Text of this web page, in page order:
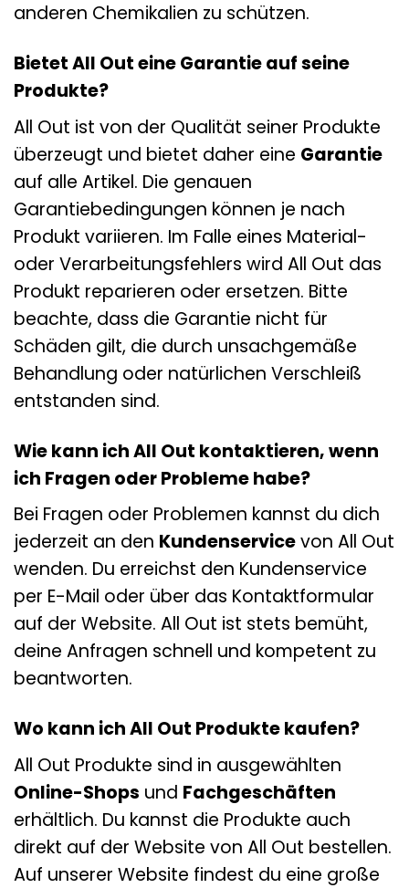
anderen Chemikalien zu schützen.
Bietet All Out eine Garantie auf seine
Produkte?
All Out ist von der Qualität seiner Produkte
überzeugt und bietet daher eine Garantie
auf alle Artikel. Die genauen
Garantiebedingungen können je nach
Produkt variieren. Im Falle eines Material-
oder Verarbeitungsfehlers wird All Out das
Produkt reparieren oder ersetzen. Bitte
beachte, dass die Garantie nicht für
Schäden gilt, die durch unsachgemäße
Behandlung oder natürlichen Verschleiß
entstanden sind.
Wie kann ich All Out kontaktieren, wenn
ich Fragen oder Probleme habe?
Bei Fragen oder Problemen kannst du dich
jederzeit an den Kundenservicevon All Out
wenden. Du erreichst den Kundenservice
per E-Mail oder über das Kontaktformular
auf der Website. All Out ist stets bemüht,
deine Anfragen schnell und kompetent zu
beantworten.
Wo kann ich All Out Produkte kaufen?
All Out Produkte sind in ausgewählten
Online-Shops und Fachgeschäften
erhältlich. Du kannst die Produkte auch
direkt auf der Website von All Out bestellen.
Auf unserer Website findest du eine große